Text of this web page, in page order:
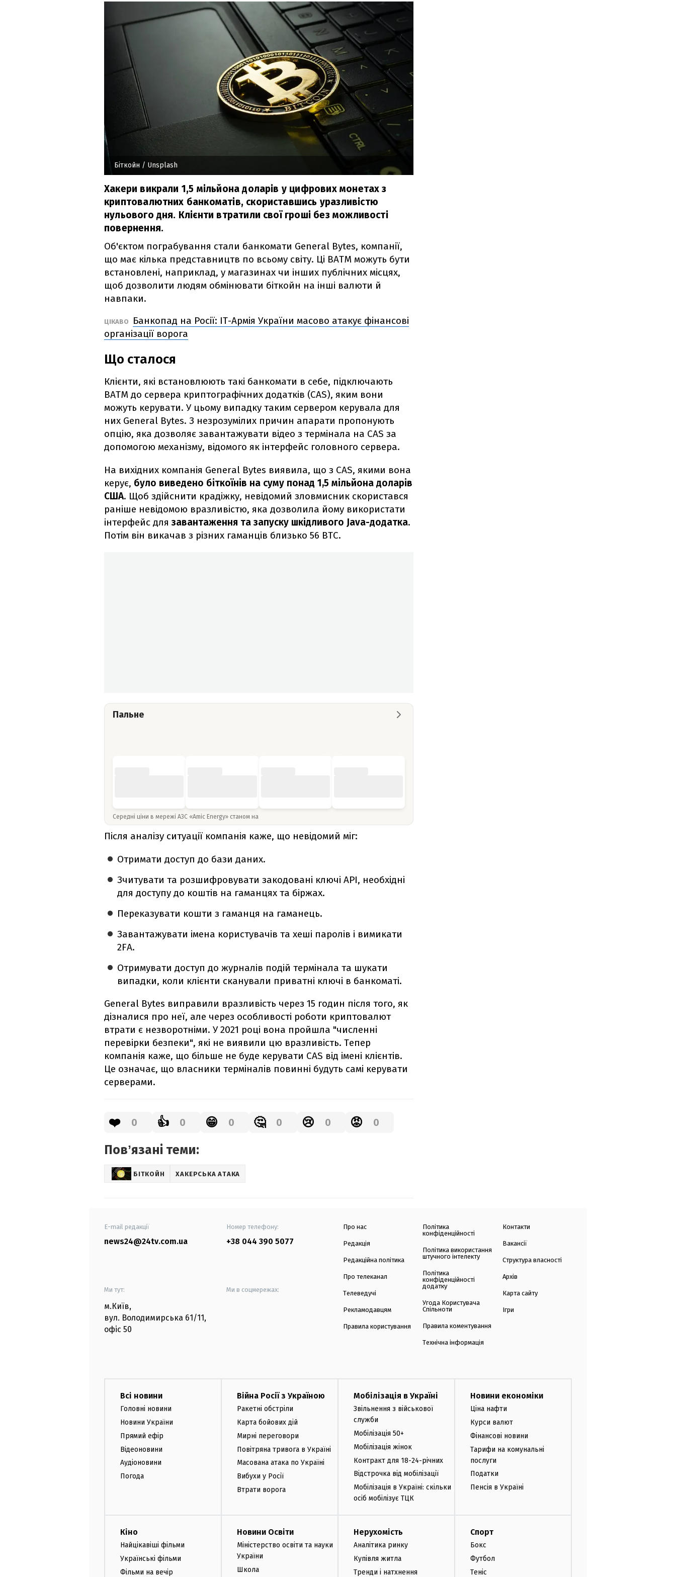
Біткойн / Unsplash
Хакери викрали 1,5 мільйона доларів у цифрових монетах з
криптовалютних банкоматів, скориставшись уразливістю
нульового дня. Клієнти втратили свої гроші без можливості
повернення.
Об'єктом пограбування стали банкомати General Bytes, компанії,
що має кілька представництв по всьому світу. Ці BATM можуть бути
встановлені, наприклад, у магазинах чи інших публічних місцях,
щоб дозволити людям обмінювати біткойн на інші валюти й
навпаки.
ЦІКАВО
Банкопад на Росії: IT-Армія України масово атакує фінансові
організації ворога
Що сталося
Клієнти, які встановлюють такі банкомати в себе, підключають
BATM до сервера криптографічних додатків (CAS), яким вони
можуть керувати. У цьому випадку таким сервером керувала для
них General Bytes. З незрозумілих причин апарати пропонують
опцію, яка дозволяє завантажувати відео з термінала на CAS за
допомогою механізму, відомого як інтерфейс головного сервера.
На вихідних компанія General Bytes виявила, що з CAS, якими вона
керує, було виведено біткоїнів на суму понад 1,5 мільйона доларів
США. Щоб здійснити крадіжку, невідомий зловмисник скористався
раніше невідомою вразливістю, яка дозволила йому використати
інтерфейс длязавантаження та запуску шкідливого Java-додатка.
Потім він викачав з різних гаманців близько 56 BTC.
Пальне
Середні ціни в мережі АЗС «Amic Energy» станом на
Після аналізу ситуації компанія каже, що невідомий міг:
Отримати доступ до бази даних.
Зчитувати та розшифровувати закодовані ключі API, необхідні
для доступу до коштів на гаманцях та біржах.
Переказувати кошти з гаманця на гаманець.
Завантажувати імена користувачів та хеші паролів і вимикати
2FA.
Отримувати доступ до журналів подій термінала та шукати
випадки, коли клієнти сканували приватні ключі в банкоматі.
General Bytes виправили вразливість через 15 годин після того, як
дізналися про неї, але через особливості роботи криптовалют
втрати є незворотніми. У 2021 році вона пройшла "численні
перевірки безпеки", які не виявили цю вразливість. Тепер
компанія каже, що більше не буде керувати CAS від імені клієнтів.
Це означає, що власники терміналів повинні будуть самі керувати
серверами.
❤️ 0 👍 0 😁 0 🤔 0 😢 0 😡 0
Повʼязані теми:
БІТКОЙН ХАКЕРСЬКА АТАКА
E-mail редакції
news24@24tv.com.ua
Номер телефону:
+38 044 390 5077
Ми тут:
м.Київ,
вул. Володимирська 61/11,
офіс 50
Ми в соцмережах:
Про нас
Редакція
Редакційна політика
Про телеканал
Телеведучі
Рекламодавцям
Правила користування
Політика
конфіденційності
Політика використання
штучного інтелекту
Політика
конфіденційності
додатку
Угода Користувача
Спільноти
Правила коментування
Технічна інформація
Контакти
Вакансії
Структура власності
Архів
Карта сайту
Ігри
Всі новини
Головні новини
Новини України
Прямий ефір
Відеоновини
Аудіоновини
Погода
Війна Росії з Україною
Ракетні обстріли
Карта бойових дій
Мирні переговори
Повітряна тривога в Україні
Масована атака по Україні
Вибухи у Росії
Втрати ворога
Мобілізація в Україні
Звільнення з військової
служби
Мобілізація 50+
Мобілізація жінок
Контракт для 18-24-річних
Відстрочка від мобілізації
Мобілізація в Україні: скільки
осіб мобілізує ТЦК
Новини економіки
Ціна нафти
Курси валют
Фінансові новини
Тарифи на комунальні
послуги
Податки
Пенсія в Україні
Кіно
Найцікавіші фільми
Українські фільми
Фільми на вечір
Новини Освіти
Міністерство освіти та науки
України
Школа
Нерухомість
Аналітика ринку
Купівля житла
Тренди і натхнення
Спорт
Бокс
Футбол
Теніс